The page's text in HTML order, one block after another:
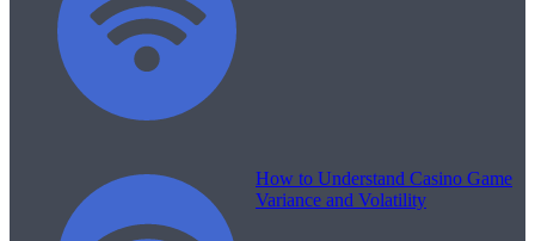
How to Understand Casino Game
Variance and Volatility